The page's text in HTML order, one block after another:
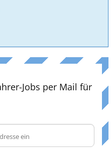
Jobs per Mail für